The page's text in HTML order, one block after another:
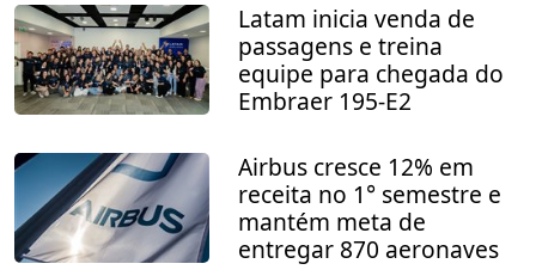
Latam inicia venda de
passagens e treina
equipe para chegada do
Embraer 195-E2
Airbus cresce 12% em
receita no 1° semestre e
mantém meta de
entregar 870 aeronaves